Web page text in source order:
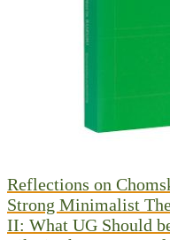
Reflections on
Strong Minimalist
II: What UG Should